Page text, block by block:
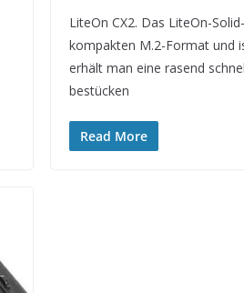
LiteOn CX2. Das LiteOn-
kompakten M.2-Format und
erhält man eine rasend
bestücken
Read More